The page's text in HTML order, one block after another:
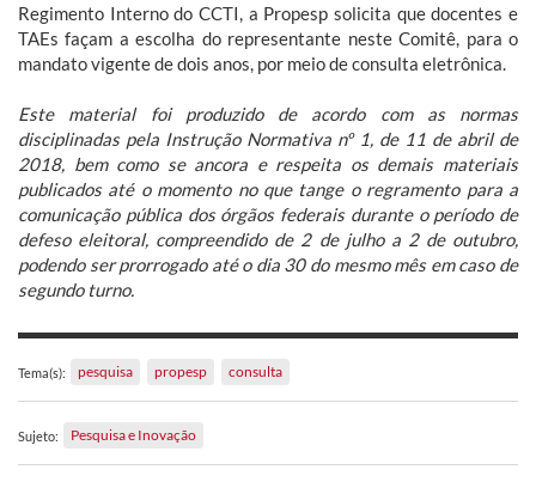
Regimento Interno do CCTI, a Propesp solicita que docentes e
TAEs façam a escolha do representante neste Comitê, para o
mandato vigente de dois anos, por meio de consulta eletrônica.
Este material foi produzido de acordo com as normas
disciplinadas pela Instrução Normativa nº 1, de 11 de abril de
2018, bem como se ancora e respeita os demais materiais
publicados até o momento no que tange o regramento para a
comunicação pública dos órgãos federais durante o período de
defeso eleitoral, compreendido de 2 de julho a 2 de outubro,
podendo ser prorrogado até o dia 30 do mesmo mês em caso de
segundo turno.
Tema(s): pesquisa propesp consulta
Sujeto: Pesquisa e Inovação